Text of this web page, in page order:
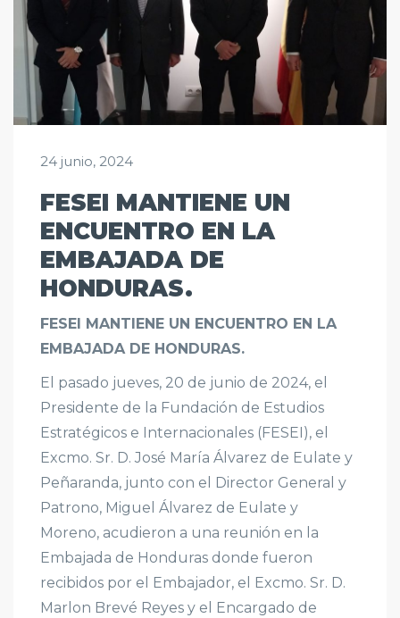
24 junio, 2024
FESEI MANTIENE UN
ENCUENTRO EN LA
EMBAJADA DE
HONDURAS.
FESEI MANTIENE UN ENCUENTRO EN LA
EMBAJADA DE HONDURAS.
El pasado jueves, 20 de junio de 2024, el
Presidente de la Fundación de Estudios
Estratégicos e Internacionales (FESEI), el
Excmo. Sr. D. José María Álvarez de Eulate y
Peñaranda, junto con el Director General y
Patrono, Miguel Álvarez de Eulate y
Moreno, acudieron a una reunión en la
Embajada de Honduras donde fueron
recibidos por el Embajador, el Excmo. Sr. D.
Marlon Brevé Reyes y el Encargado de